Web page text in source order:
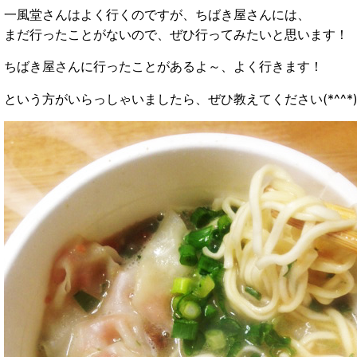
一風堂さんはよく行くのですが、ちばき屋さんには、
まだ行ったことがないので、ぜひ行ってみたいと思います！
ちばき屋さんに行ったことがあるよ～、よく行きます！
という方がいらっしゃいましたら、ぜひ教えてください(*^^*)